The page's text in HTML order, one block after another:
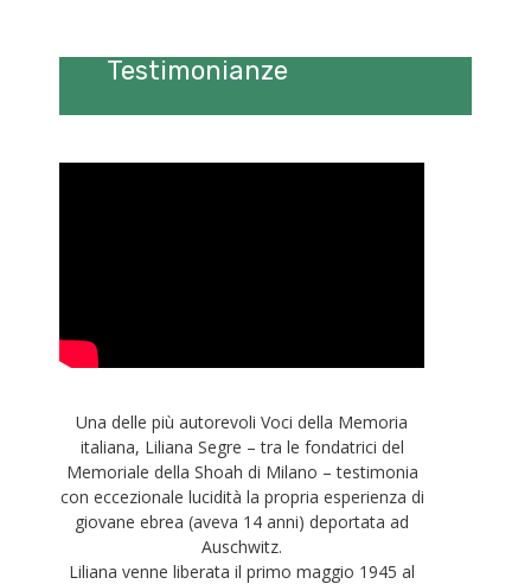
Testimonianze
Una delle più autorevoli Voci della Memoria
italiana, Liliana Segre – tra le fondatrici del
Memoriale della Shoah di Milano – testimonia
con eccezionale lucidità la propria esperienza di
giovane ebrea (aveva 14 anni) deportata ad
Auschwitz.
Liliana venne liberata il primo maggio 1945 al